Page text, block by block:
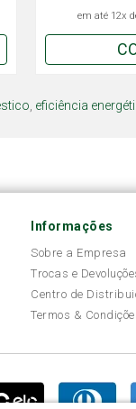
em até 12x
eficiência
Informações
Sobre a Empresa
Trocas e
Centro de
Termos &